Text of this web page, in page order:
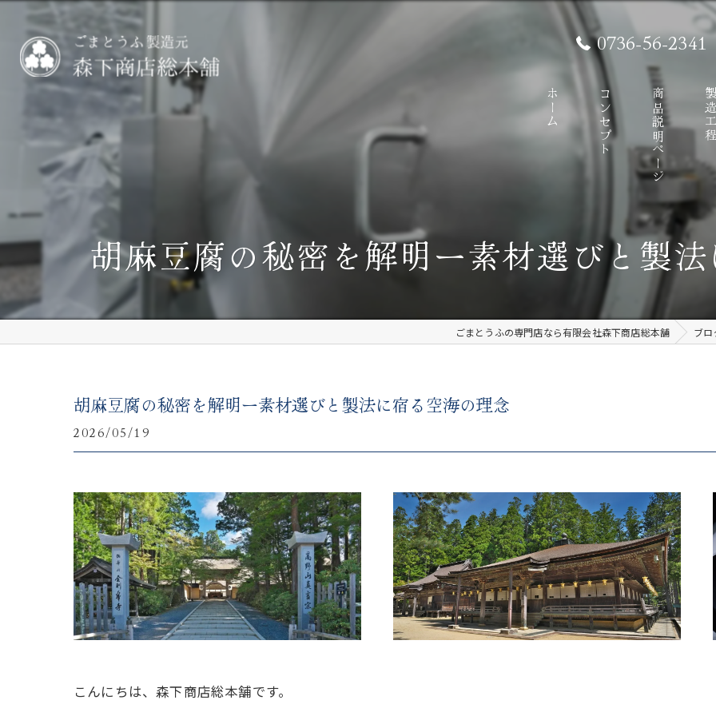
0736-56-2341
ホーム コンセプト 商品説明ページ 製
胡麻豆腐の秘密を解明ー素材選びと製
ごまとうふの専門店なら有限会社森下商店総本舗 ブロ
胡麻豆腐の秘密を解明ー素材選びと製法に宿る空海の理念
2026/05/19
こんにちは、森下商店総本舗です。